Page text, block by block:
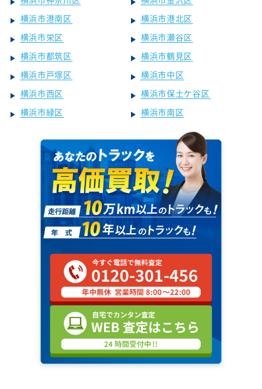
横浜市港南区
横浜市港北区
横浜市栄区
横浜市瀬谷区
横浜市都筑区
横浜市鶴見区
横浜市戸塚区
横浜市中区
横浜市西区
横浜市保土ケ谷区
横浜市緑区
横浜市南区